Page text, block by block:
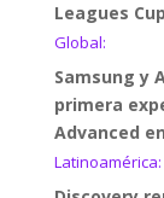
Leagues Cup
Global:
Samsung y
primera
Advanced
Latinoamérica: